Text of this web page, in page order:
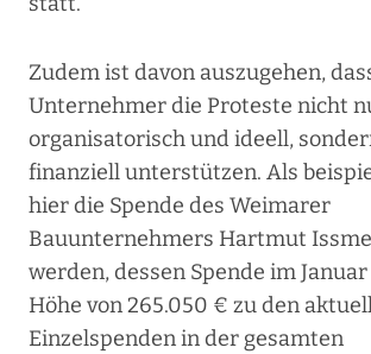
Zudem ist davon auszugehen,
Unternehmer die Proteste nicht
organisatorisch und ideell,
finanziell unterstützen. Als
hier die Spende des Weimarer
Bauunternehmers Hartmut
werden, dessen Spende im
Höhe von 265.050 € zu den
Einzelspenden in der gesamten